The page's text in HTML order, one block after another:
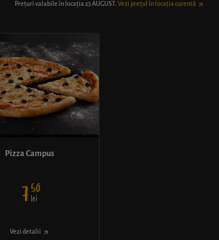
Prețuri valabile în locația 23 AUGUST . Vezi prețul în locația curentă
Pizza Campus
750
lei
Vezi detalii